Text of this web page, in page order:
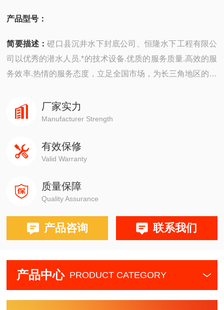
产品型号：
简要描述：磴口县沉井水下封底公司、恒隆水下工程有限公
司以优秀的潜水人员.*的技术设备.优质的服务质量.高效的服
务效率.热情的服务态度，立足全国市场，为长三角地区的所
厂家实力
Manufacturer Strength
有效保修
Valid Warranty
质量保障
Quality Assurance
产品咨询 联系我们
产品中心 PRODUCT CATEGORY